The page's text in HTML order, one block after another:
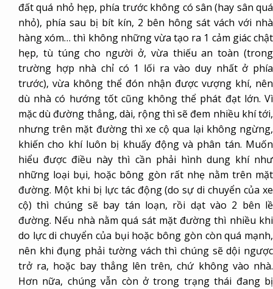
đất quá nhỏ hẹp, phía trước không có sân (hay sân quá
nhỏ), phía sau bị bít kín, 2 bên hông sát vách với nhà
hàng xóm… thì không những vừa tạo ra 1 cảm giác chật
hẹp, tù túng cho người ở, vừa thiếu an toàn (trong
trường hợp nhà chỉ có 1 lối ra vào duy nhất ở phía
trước), vừa không thể đón nhận được vượng khí, nên
dù nhà có hướng tốt cũng không thể phát đạt lớn. Vì
mặc dù đường thẳng, dài, rộng thì sẽ đem nhiều khí tới,
nhưng trên mặt đường thì xe cộ qua lại không ngừng,
khiến cho khí luôn bị khuấy động và phân tán. Muốn
hiểu được điều này thì cần phải hình dung khí như
những loại bụi, hoặc bông gòn rất nhẹ nằm trên mặt
đường. Một khi bị lực tác động (do sự di chuyển của xe
cộ) thì chúng sẽ bay tán loạn, rồi dạt vào 2 bên lề
đường. Nếu nhà nằm quá sát mặt đường thì nhiều khi
do lực di chuyển của bụi hoặc bông gòn còn quá mạnh,
nên khi đụng phải tường vách thì chúng sẽ dội ngược
trở ra, hoặc bay thẳng lên trên, chứ không vào nhà.
Hơn nữa, chúng vẫn còn ở trong trạng thái đang bị